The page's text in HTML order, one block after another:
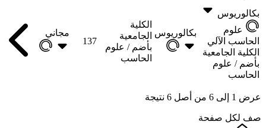
بكالوريوس
علوم
الحاسب الآلي
الكلية الجامعية
بأضم / علوم
الحاسب
بكالوريوس
الكلية
الجامعية
بأضم / علوم
الحاسب
137
مجاني
عرض 1 إلى 6 من أصل 6 نتيجة
صف لكل صفحة